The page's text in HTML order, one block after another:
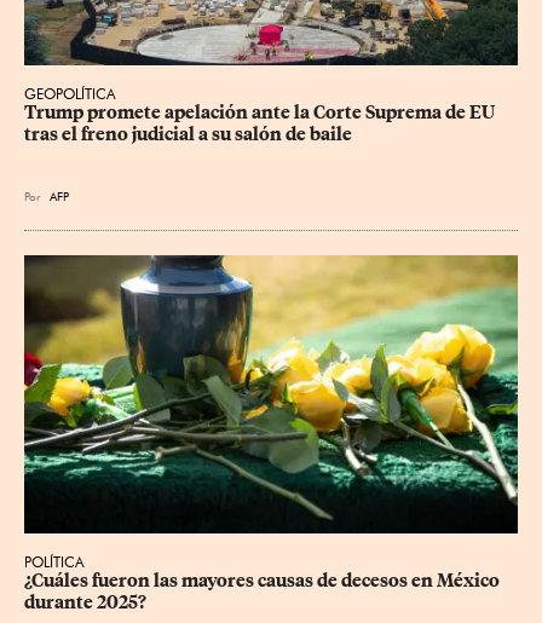
GEOPOLÍTICA
Trump promete apelación ante la Corte Suprema de EU
tras el freno judicial a su salón de baile
Por AFP
POLÍTICA
¿Cuáles fueron las mayores causas de decesos en México
durante 2025?